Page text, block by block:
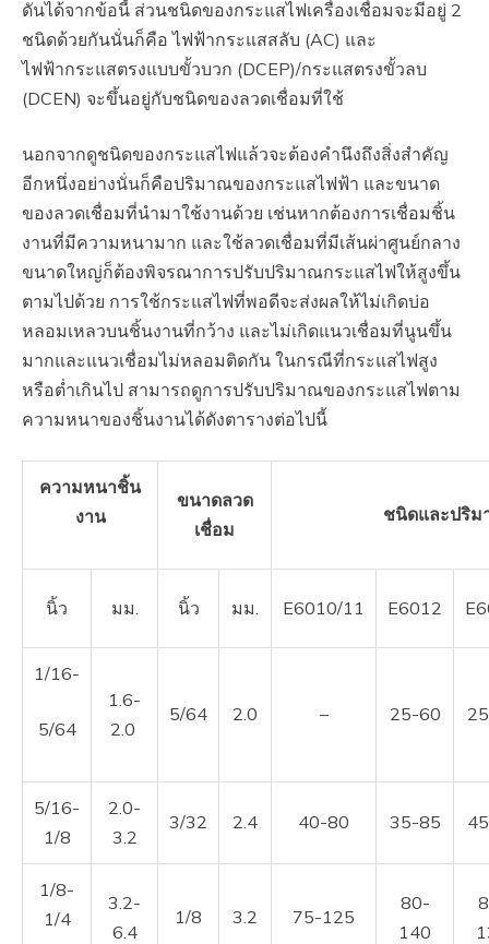
ดันได้จากข้อนี้ ส่วนชนิดของกระแสไฟเครื่องเชื่อมจะมีอยู่ 2
ชนิดด้วยกันนั่นก็คือ ไฟฟ้ากระแสสลับ (AC) และ
ไฟฟ้ากระแสตรงแบบขั้วบวก (DCEP)/กระแสตรงขั้วลบ
(DCEN) จะขึ้นอยู่กับชนิดของลวดเชื่อมที่ใช้
นอกจากดูชนิดของกระแสไฟแล้วจะต้องคำนึงถึงสิ่งสำคัญ
อีกหนึ่งอย่างนั่นก็คือปริมาณของกระแสไฟฟ้า และขนาด
ของลวดเชื่อมที่นำมาใช้งานด้วย เช่นหากต้องการเชื่อมชิ้น
งานที่มีความหนามาก และใช้ลวดเชื่อมที่มีเส้นผ่าศูนย์กลาง
ขนาดใหญ่ก็ต้องพิจรณาการปรับปริมาณกระแสไฟให้สูงขึ้น
ตามไปด้วย การใช้กระแสไฟที่พอดีจะส่งผลให้ไม่เกิดบ่อ
หลอมเหลวบนชิ้นงานที่กว้าง และไม่เกิดแนวเชื่อมที่นูนขึ้น
มากและแนวเชื่อมไม่หลอมติดกัน ในกรณีที่กระแสไฟสูง
หรือต่ำเกินไป สามารถดูการปรับปริมาณของกระแสไฟตาม
ความหนาของชิ้นงานได้ดังตารางต่อไปนี้
ความหนาชิ้น
งาน
ขนาดลวด
เชื่อม
ชนิดและปริม
นิ้ว มม. นิ้ว มม. E6010/11 E6012
1/16-
5/64
1.6-
2.0
5/64 2.0 – 25-60
5/16-
1/8
2.0-
3.2
3/32 2.4 40-80 35-85
1/8-
1/4
3.2-
6.4
1/8 3.2 75-125
80-
140